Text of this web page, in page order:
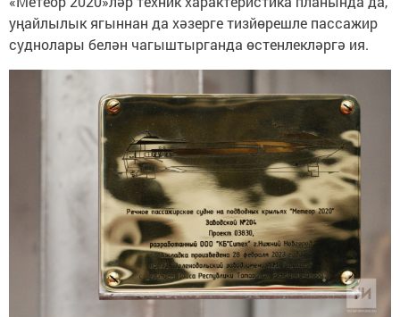
уңайлылык ягыннан да хәзерге тизйөрешле пассажир
суднолары белән чагыштырганда өстенлекләргә ия.